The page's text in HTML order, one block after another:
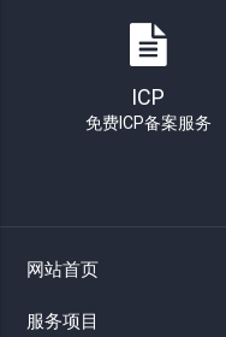
ICP
免费ICP备案服务
网站首页
服务项目